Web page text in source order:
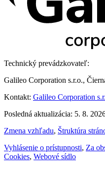
Technický prevádzkovateľ:
Galileo Corporation s.r.o.,
Kontakt: Galileo Corporation
Posledná aktualizácia: 5. 8.
Zmena vzhľadu, Štruktúra
Vyhlásenie o prístupnosti, Za
Cookies, Webové sídlo